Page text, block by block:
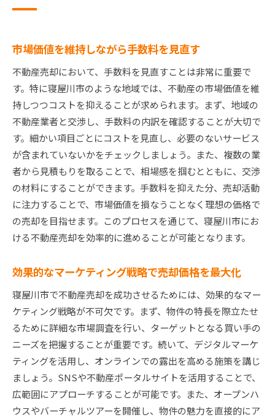
市場価値を維持しながら手数料を見直す
不動産売却において、手数料を見直すことは非常に重要で
す。特に寝屋川市のような地域では、不動産の市場価値を維
持しつつコストを抑えることが求められます。まず、地域の
不動産業者と交渉し、手数料の内訳を確認することが大切で
す。細かい項目ごとにコストを見直し、必要のないサービス
が含まれていないかをチェックしましょう。また、複数の業
者から見積もりを取ることで、相場感を掴むとともに、交渉
の材料にすることができます。手数料を抑えた分、売却活動
に注力することで、市場価値を損なうことなく理想の価格で
の売却を目指せます。このプロセスを通じて、寝屋川市にお
ける不動産売却を効率的に進めることが可能となります。
効果的なマーケティング戦略で売却価格を最大化
寝屋川市で不動産売却を成功させるためには、効果的なマー
ケティング戦略が不可欠です。まず、物件の特長を際立たせ
るために詳細な市場調査を行い、ターゲットとなる買い手の
ニーズを把握することが重要です。続いて、デジタルマーケ
ティングを活用し、オンラインでの露出を高める施策を講じ
ましょう。SNSや不動産ポータルサイトを活用することで、
広範囲にアプローチすることが可能です。また、オープンハ
ウスやバーチャルツアーを開催し、物件の魅力を直接的にア